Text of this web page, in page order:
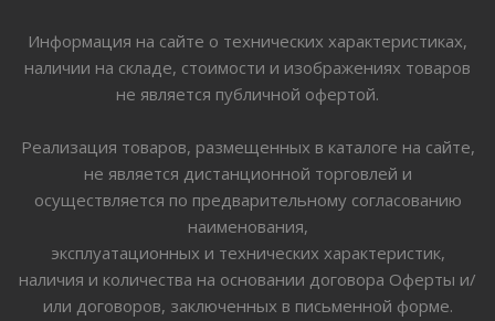
Информация на сайте о технических характеристиках,
наличии на складе, стоимости и изображениях товаров
не является публичной офертой.
Реализация товаров, размещенных в каталоге на сайте,
не является дистанционной торговлей и
осуществляется по предварительному согласованию
наименования,
эксплуатационных и технических характеристик,
наличия и количества на основании договора Оферты и/
или договоров, заключенных в письменной форме.